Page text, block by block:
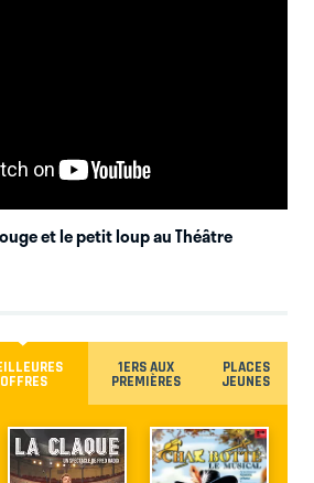
et le petit loup au Théâtre
OFFRES
1ERS AUX
PREMIÈRES
PLACES
JEUNES